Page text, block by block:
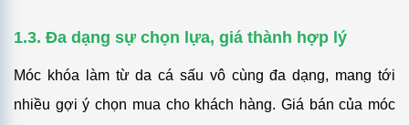
1.3. Đa dạng sự chọn lựa, giá thành hợp lý
Móc khóa làm từ da cá sấu vô cùng đa dạng, mang tới
nhiều gợi ý chọn mua cho khách hàng. Giá bán của móc